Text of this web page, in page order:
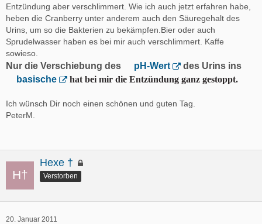
Entzündung aber verschlimmert. Wie ich auch jetzt erfahren habe,
heben die Cranberry unter anderem auch den Säuregehalt des
Urins, um so die Bakterien zu bekämpfen.Bier oder auch
Sprudelwasser haben es bei mir auch verschlimmert. Kaffe
sowieso.
Nur die Verschiebung des pH-Wert
des Urins ins
basische
hat bei mir die Entzündung ganz gestoppt.
Ich wünsch Dir noch einen schönen und guten Tag.
PeterM.
Hexe †
Verstorben
20. Januar 2011